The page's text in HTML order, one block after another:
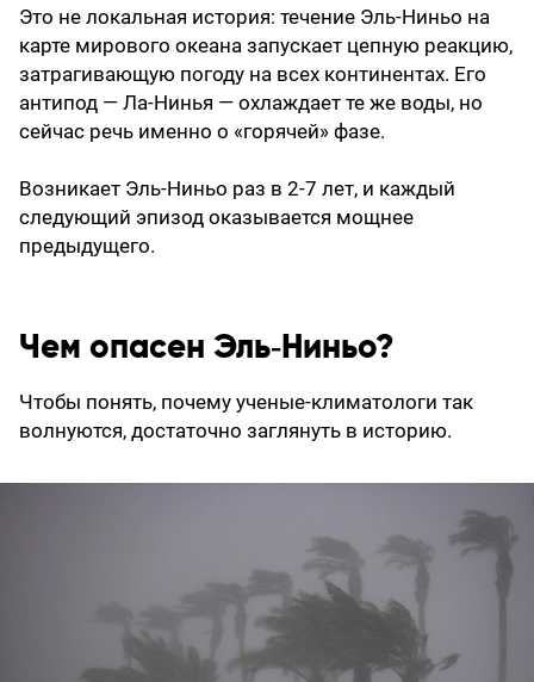
Это не локальная история: течение Эль‑Ниньо на
карте мирового океана запускает цепную реакцию,
затрагивающую погоду на всех континентах. Его
антипод — Ла‑Нинья — охлаждает те же воды, но
сейчас речь именно о «горячей» фазе.
Возникает Эль-Ниньо раз в 2-7 лет, и каждый
следующий эпизод оказывается мощнее
предыдущего.
Чем опасен Эль‑Ниньо?
Чтобы понять, почему ученые-климатологи так
волнуются, достаточно заглянуть в историю.